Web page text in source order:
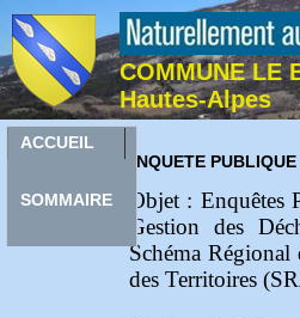
COMMUNE LE
Hautes-Alpes
ACCUEIL
SOMMAIRE
E NQUETE
Objet : Enquêtes
Gestion des
Schéma
des Territoires